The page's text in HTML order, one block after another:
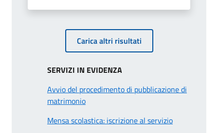
Carica altri risultati
SERVIZI IN EVIDENZA
Avvio del procedimento di pubblicazione di
matrimonio
Mensa scolastica: iscrizione al servizio